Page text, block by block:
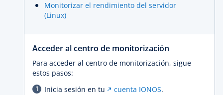
Monitorizar el rendimiento del servidor
(Linux)
Acceder al centro de monitorización
Para acceder al centro de monitorización, sigue
estos pasos:
Inicia sesión en tu
cuenta IONOS.